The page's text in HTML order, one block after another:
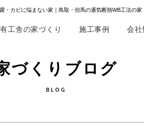
・カビに悩まない家｜鳥取・但馬の通気断熱WB工法の家
工舎の家づくり 施工事例 会社
づくりブログ
BLOG